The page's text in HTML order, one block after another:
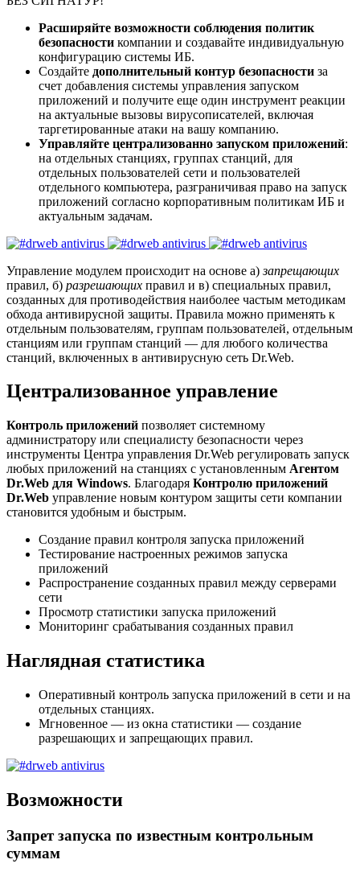
Расширяйте возможности соблюдения политик
безопасности компании и создавайте индивидуальную
конфигурацию системы ИБ.
Создайте дополнительный контур безопасности за
счет добавления системы управления запуском
приложений и получите еще один инструмент реакции
на актуальные вызовы вирусописателей, включая
таргетированные атаки на вашу компанию.
Управляйте централизованно запуском приложений:
на отдельных станциях, группах станций, для
отдельных пользователей сети и пользователей
отдельного компьютера, разграничивая право на запуск
приложений согласно корпоративным политикам ИБ и
актуальным задачам.
Управление модулем происходит на основе а)запрещающих
правил, б) разрешающих правил и в) специальных правил,
созданных для противодействия наиболее частым методикам
обхода антивирусной защиты. Правила можно применять к
отдельным пользователям, группам пользователей, отдельным
станциям или группам станций — для любого количества
станций, включенных в антивирусную сеть Dr.Web.
Централизованное управление
Контроль приложений позволяет системному
администратору или специалисту безопасности через
инструменты Центра управления Dr.Web регулировать запуск
любых приложений на станциях с установленным Агентом
Dr.Web для Windows. Благодаря Контролю приложений
Dr.Web управление новым контуром защиты сети компании
становится удобным и быстрым.
Создание правил контроля запуска приложений
Тестирование настроенных режимов запуска
приложений
Распространение созданных правил между серверами
сети
Просмотр статистики запуска приложений
Мониторинг срабатывания созданных правил
Наглядная статистика
Оперативный контроль запуска приложений в сети и на
отдельных станциях.
Мгновенное — из окна статистики — создание
разрешающих и запрещающих правил.
Возможности
Запрет запуска по известным контрольным
суммам